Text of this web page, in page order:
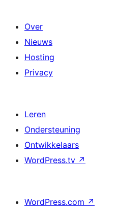
Over
Nieuws
Hosting
Privacy
Leren
Ondersteuning
Ontwikkelaars
WordPress.tv ↗
WordPress.com ↗